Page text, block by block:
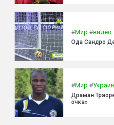
#Мир #видео
Ода Сандро
#Мир #
Драман
очка»